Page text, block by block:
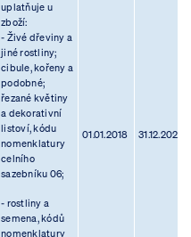
uplatňuje u
zboží:
- Živé dřeviny a
jiné rostliny;
cibule, kořeny a
podobné;
řezané květiny
a dekorativní
listoví, kódu
nomenklatury
celního
sazebníku 06;
- rostliny a
semena, kódů
nomenklatury
01.01.2018 31.12.2023